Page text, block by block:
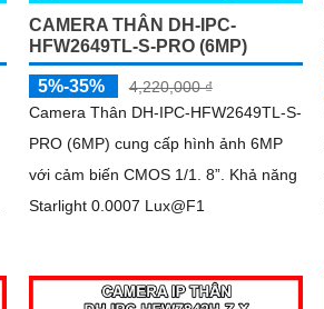
CAMERA THÂN DH-IPC-
HFW2649TL-S-PRO (6MP)
5%-35%
4,220,000 ₫
Camera Thân DH-IPC-HFW2649TL-S-
PRO (6MP) cung cấp hình ảnh 6MP
với cảm biến CMOS 1/1. 8”. Khả năng
Starlight 0.0007 Lux@F1